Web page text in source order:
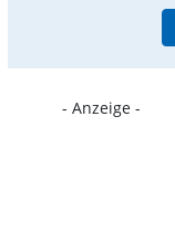
- Anzeige -